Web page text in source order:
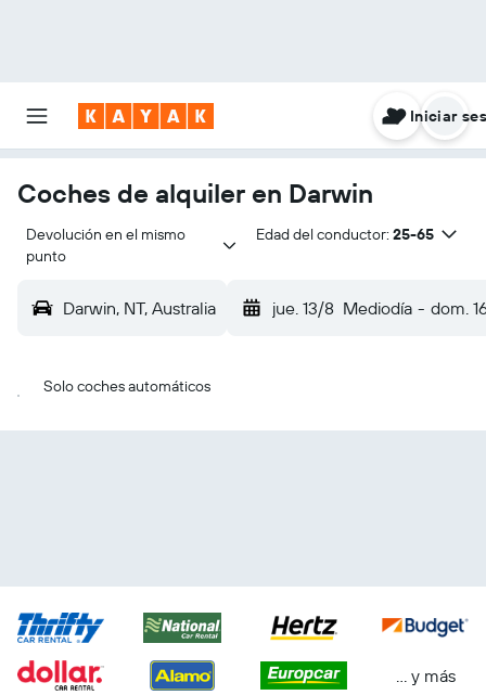
Iniciar
Coches de alquiler en Darwin
Devolución en el mismo
punto
Edad del conductor: 25-65
Darwin, NT, Australia jue. 13/8 Mediodía - dom.
Solo coches automáticos
… y más